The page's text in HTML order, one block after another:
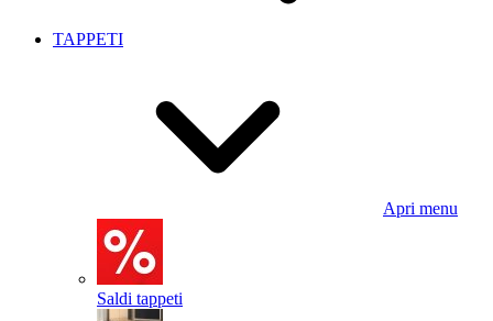
TAPPETI
Apri menu
Saldi tappeti